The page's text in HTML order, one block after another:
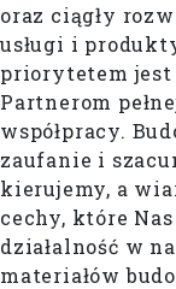
oraz ciągły
usługi i
priorytetem
Partnerom
współpracy.
zaufanie i
kierujemy, a
cechy, które
działalność w
materiałów